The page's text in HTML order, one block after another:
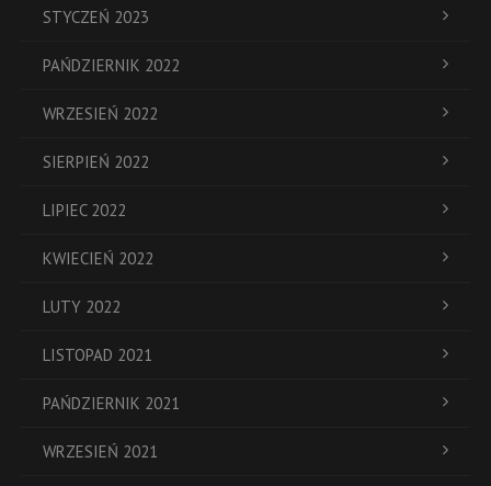
STYCZEŃ 2023
PAŃDZIERNIK 2022
WRZESIEŃ 2022
SIERPIEŃ 2022
LIPIEC 2022
KWIECIEŃ 2022
LUTY 2022
LISTOPAD 2021
PAŃDZIERNIK 2021
WRZESIEŃ 2021